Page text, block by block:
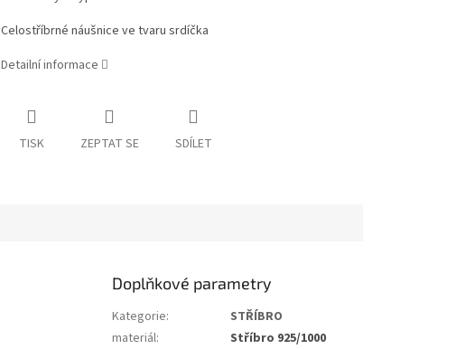
Celostříbrné náušnice ve tvaru srdíčka
Detailní informace
TISK ZEPTAT SE SDÍLET
Doplňkové parametry
Kategorie:
STŘÍBRO
materiál:
Stříbro 925/1000